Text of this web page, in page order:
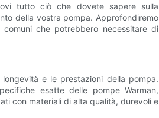
tutto ciò che dovete sapere sulla
della vostra pompa. Approfondiremo
che potrebbero necessitare di
e le prestazioni della pompa.
esatte delle pompe Warman,
con materiali di alta qualità, durevoli e